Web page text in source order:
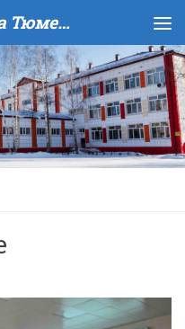
МАОУ COШ № 43 города Тюмени имени В.И. Муравленко